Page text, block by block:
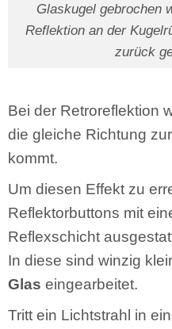
Glaskugel gebrochen
Reflektion an der
zurück
Bei der Retroreflektion
die gleiche Richtung
kommt.
Um diesen Effekt zu
Reflektorbuttons mit
Reflexschicht
In diese sind winzig
Glas eingearbeitet.
Tritt ein Lichtstrahl in